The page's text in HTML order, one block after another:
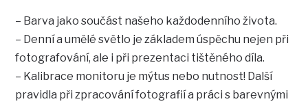
– Barva jako součást našeho každodenního života.
– Denní a umělé světlo je základem úspěchu nejen při
fotografování, ale i při prezentaci tištěného díla.
– Kalibrace monitoru je mýtus nebo nutnost! Další
pravidla při zpracování fotografií a práci s barevnými